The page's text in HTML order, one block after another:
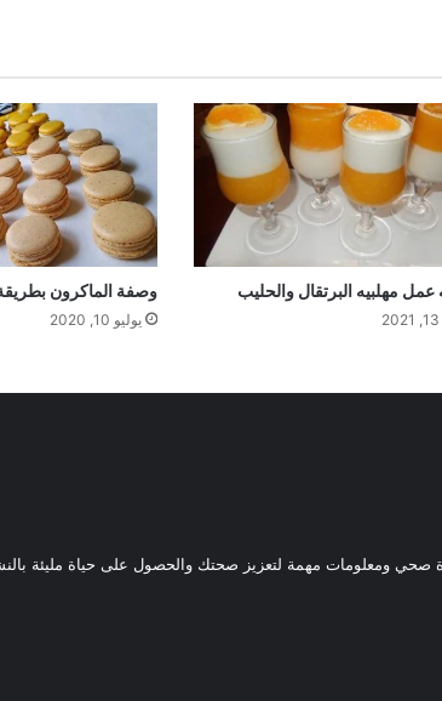
مهلبيه البرتقال والحليب وصفة الماكرون
يوليو 10, 2020
ومعلومات مهمة لتعزيز صحتك والحصول على حياة مليئة